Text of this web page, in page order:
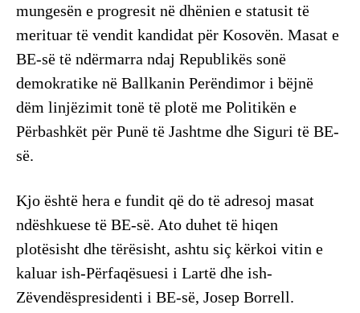
mungesën e progresit në dhënien e statusit të
merituar të vendit kandidat për Kosovën. Masat e
BE-së të ndërmarra ndaj Republikës sonë
demokratike në Ballkanin Perëndimor i bëjnë
dëm linjëzimit tonë të plotë me Politikën e
Përbashkët për Punë të Jashtme dhe Siguri të BE-
së.
Kjo është hera e fundit që do të adresoj masat
ndëshkuese të BE-së. Ato duhet të hiqen
plotësisht dhe tërësisht, ashtu siç kërkoi vitin e
kaluar ish-Përfaqësuesi i Lartë dhe ish-
Zëvendëspresidenti i BE-së, Josep Borrell.